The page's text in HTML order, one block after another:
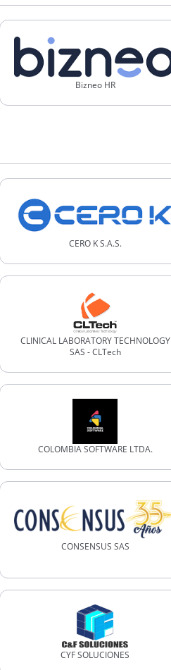
Bizneo HR
CERO K S.A.S.
CLINICAL LABORATORY TECHNOLOGY
SAS - CLTech
COLOMBIA SOFTWARE LTDA.
CONSENSUS SAS
CYF SOLUCIONES